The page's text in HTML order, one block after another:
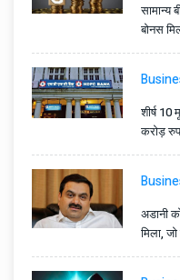
सामान्य
बोनस
शीर्ष
करोड़
अडानी
मिला,